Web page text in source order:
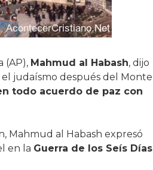
(AP), Mahmud al Habash, dijo
el judaísmo después del Monte
todo acuerdo de paz con
Mahmud al Habash expresó
en la Guerra de los Seís Días